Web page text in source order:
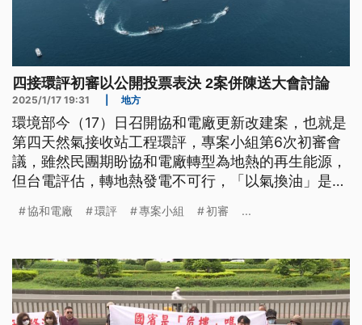
四接環評初審以公開投票表決 2案併陳送大會討論
2025/1/17 19:31 地方
環境部今（17）日召開協和電廠更新改建案，也就是
第四天然氣接收站工程環評，專案小組第6次初審會
議，雖然民團期盼協和電廠轉型為地熱的再生能源，
但台電評估，轉地熱發電不可行，「以氣換油」是唯
物，應列入環評承諾。晚間最後環評委員以公開投票
陳，送環評大會討論。
協和電廠 環評 專案小組 初審 ...